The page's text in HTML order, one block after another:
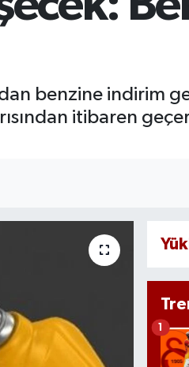
benzine indirim
itibaren
1